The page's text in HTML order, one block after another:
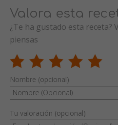
Valora esta
¿Te ha gustado esta receta?
piensas
Nombre (opcional)
Tu valoración (opcional)